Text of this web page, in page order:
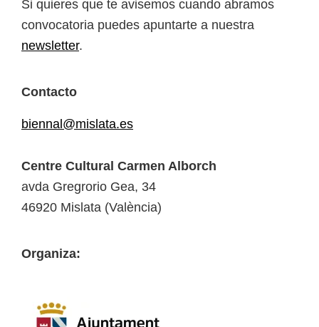
Si quieres que te avisemos cuando abramos
convocatoria puedes apuntarte a nuestra
newsletter.
Contacto
biennal@mislata.es
Centre Cultural Carmen Alborch
avda Gregrorio Gea, 34
46920 Mislata (València)
Organiza: